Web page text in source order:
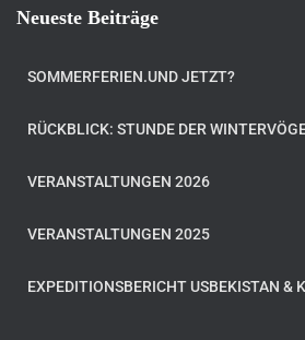
Neueste Beiträge
SOMMERFERIEN.UND JETZT?
RÜCKBLICK: STUNDE DER
VERANSTALTUNGEN 2026
VERANSTALTUNGEN 2025
EXPEDITIONSBERICHT USBEKISTAN &